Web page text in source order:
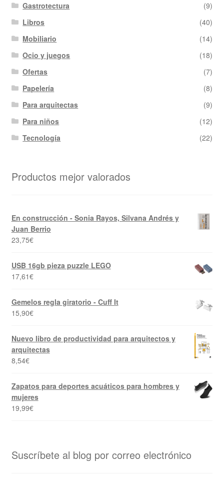
Gastrotectura
(9)
Libros
(40)
Mobiliario
(14)
Ocio y juegos
(18)
Ofertas
(7)
Papelería
(8)
Para arquitectas
(9)
Para niños
(12)
Tecnología
(22)
Productos mejor valorados
En construcción - Sonia Rayos, Silvana Andrés y
Juan Berrio
23,75€
USB 16gb pieza puzzle LEGO
17,61€
Gemelos regla giratorio - Cuff It
15,90€
Nuevo libro de productividad para arquitectos y
arquitectas
8,54€
Zapatos para deportes acuáticos para hombres y
mujeres
19,99€
Suscríbete al blog por correo electrónico